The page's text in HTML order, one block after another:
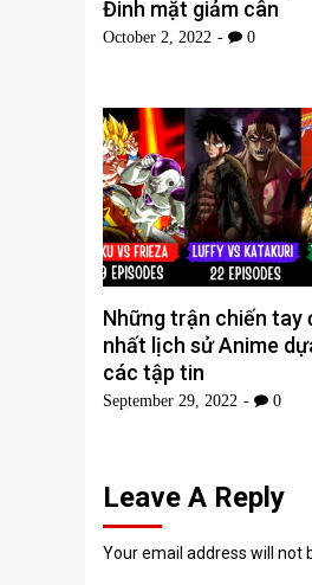
Đinh mặt giảm cân
October 2, 2022 0
Những trận chiến tay
nhất lịch sử Anime
các tập tin
September 29, 2022 0
Leave A Reply
Your email address will not